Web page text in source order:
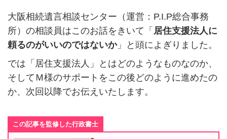
大阪相続遺言相談センター（運営：P.I.P総合事務
所）の相談員はこのお話をきいて「 居住支援法人に
頼るのがいいのではないか」と頭によぎりました。
では「居住支援法人」とはどのようなものなのか、
そしてＭ様のサポートをこの後どのように進めたの
か、次回以降でお伝えいたします。
この記事を監修した行政書士